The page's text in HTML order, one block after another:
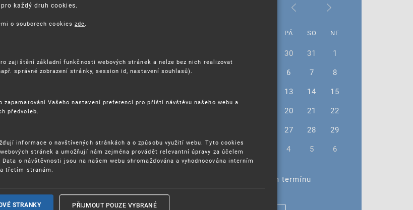
- 5.8.2026
(aneb když se značky hádají
17. 9. 2026
nacházejících se mimo
IPR
IPR ve třetích zemích
PÁ SO NE
30 31
1
6 7
8
13 14
15
20 21
22
27 28
29
30
1 2 4 5 6
Žádné akce ve vybraném termínu
každý druh cookies.
o souborech cookies zde.
zajištění základní funkčnosti webových stránek a nelze bez nich realizovat
správné zobrazení stránky, session id, nastavení souhlasů).
zapamatování Vašeho nastavení preferencí pro příští návštěvu našeho webu a
předvoleb.
informace o navštívených stránkách a o způsobu využití webu. Tyto cookies
stránek a umožňují nám zejména provádět relevantní úpravy za účelem
o návštěvnosti jsou na našem webu shromažďována a vyhodnocována interním
třetím stranám.
STRANKY PŘIJMOUT POUZE VYBRANÉ